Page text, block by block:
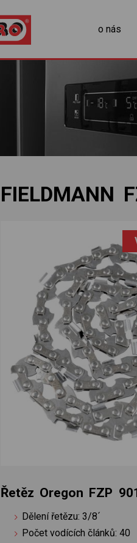
o nás
FIELDMANN
Řetěz Oregon FZP
Dělení řetězu: 3/8´
Počet vodících článků: 40